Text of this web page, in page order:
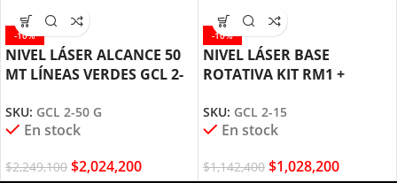
-10%
NIVEL LÁSER ALCANCE 50
MT LÍNEAS VERDES GCL 2-
SKU: GCL 2-50 G
En stock
$2,249,100 $2,024,200
-10%
NIVEL LÁSER BASE
ROTATIVA KIT RM1 +
SKU: GCL 2-15
En stock
$1,142,400 $1,028,200